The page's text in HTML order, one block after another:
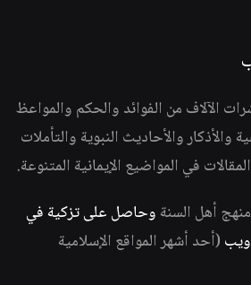
الآلاف من الفوائد والحكم والمواعظ
والأذكار والأحاديث النبوية والتأملات
في المواضيع الإيمانية المتنوعة.
أهل السنة وحاصل على تزكية في
(أحد أشهر المواقع الإسلامية